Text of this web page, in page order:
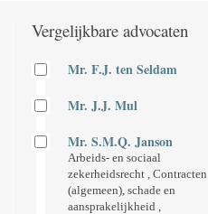
Vergelijkbare advocaten
Mr. F.J. ten Seldam
Mr. J.J. Mul
Mr. S.M.Q. Janson
Arbeids- en sociaal
zekerheidsrecht , Contracten
(algemeen), schade en
aansprakelijkheid ,